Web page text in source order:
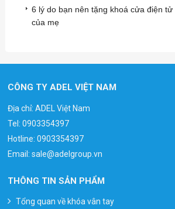
6 lý do bạn nên tặng khoá cửa điện
của mẹ
CÔNG TY ADEL VIỆT NAM
Địa chỉ: ADEL Việt Nam
Tel:0903354397
Hotline:0903354397
Email:sale@adelgroup.vn
THÔNG TIN SẢN PHẨM
Tổng quan về khóa vân tay